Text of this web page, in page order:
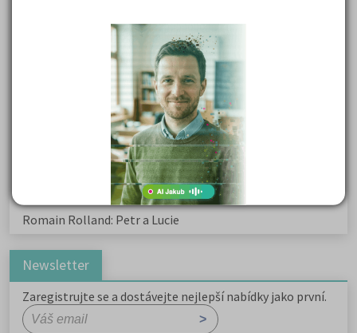
Kritika hry M. L. King v Salesiánském divadle
Důležité reakce organických sloučenin a jejich význam
Zákonitosti v elektronové struktuře
Základní charakteristiky obyvatelstva a geografie sídel
Karel Hynek Mácha: Máj
Karel Havlíček Borovský: Tyrolské elegie
Romain Rolland: Petr a Lucie
Newsletter
Zaregistrujte se a dostávejte nejlepší nabídky jako první.